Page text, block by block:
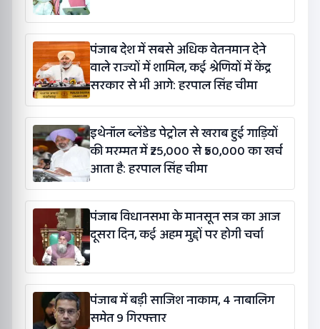
पंजाब देश में सबसे अधिक वेतनमान देने
वाले राज्यों में शामिल, कई श्रेणियों में केंद्र
सरकार से भी आगे: हरपाल सिंह चीमा
इथेनॉल ब्लेंडेड पेट्रोल से खराब हुई गाड़ियों
की मरम्मत में ₹25,000 से ₹50,000 का खर्च
आता है: हरपाल सिंह चीमा
पंजाब विधानसभा के मानसून सत्र का आज
दूसरा दिन, कई अहम मुद्दों पर होगी चर्चा
पंजाब में बड़ी साजिश नाकाम, 4 नाबालिग
समेत 9 गिरफ्तार